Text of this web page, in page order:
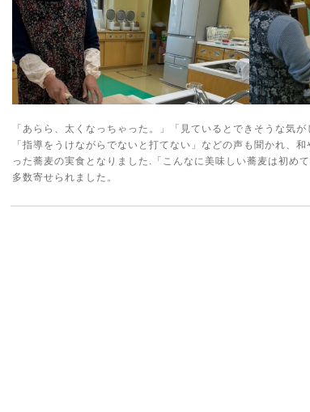
「あらら、太くなっちゃった。」「見ているとできそうな気が
「指導をうけながらでないと打てない」などの声も聞かれ、
った蕎麦の実食となりました.「こんなに美味しい蕎麦は初め
多数寄せられました。